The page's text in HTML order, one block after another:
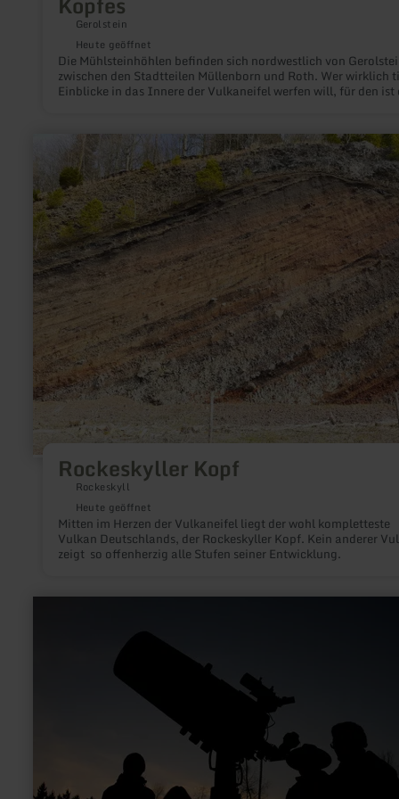
Gerolstein
Heute geöffnet
Die Mühlsteinhöhlen befinden sich nordwestlich von
zwischen den Stadtteilen Müllenborn und Roth. Wer wirklich
Einblicke in das Innere der Vulkaneifel werfen will, für den ist
Rockeskyller Kopf
Rockeskyll
Heute geöffnet
Mitten im Herzen der Vulkaneifel liegt der wohl kompletteste
Vulkan Deutschlands, der Rockeskyller Kopf. Kein anderer Vulkan
zeigt so offenherzig alle Stufen seiner Entwicklung.
erfahren
Rockeskyller
Kopf